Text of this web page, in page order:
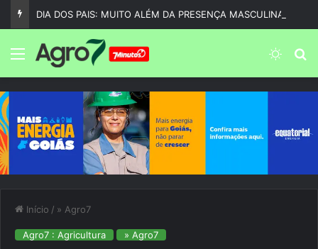
DIA DOS PAIS: MUITO ALÉM DA PRESENÇA MASCULINA…
Menu
Início / » Agro7
Agro7 : Agricultura » Agro7